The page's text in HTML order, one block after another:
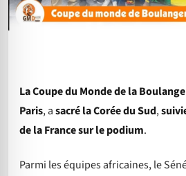
LaCoupe du Monde de la
Paris, asacré la Corée du Sud,
dela Francesur le podium.
Parmi les équipes africaines, le